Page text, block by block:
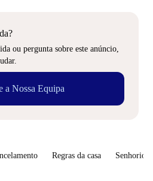
ou pergunta sobre este anúncio,
a Nossa Equipa
Regras da casa Senhorio